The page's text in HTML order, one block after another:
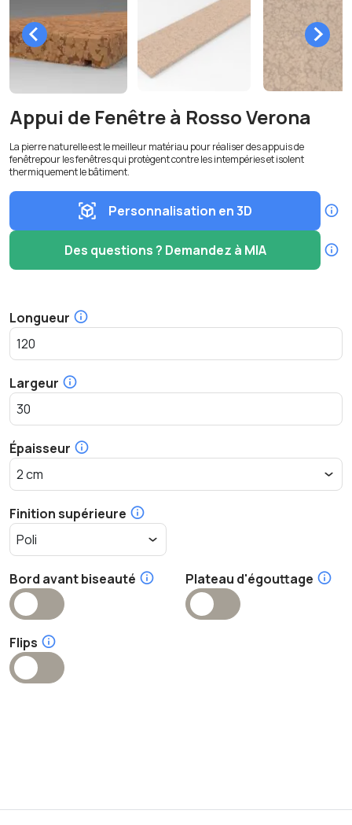
Appui de Fenêtre à Rosso Verona
La pierre naturelle est le meilleur matériau pour réaliser des appuis de
fenêtrepour les fenêtres qui protègent contre les intempéries et isolent
thermiquement le bâtiment.
Personnalisation en 3D
Des questions ? Demandez à MIA
Longueur
Largeur
Épaisseur
Finition supérieure
Bord avant biseauté Plateau d'égouttage
Flips